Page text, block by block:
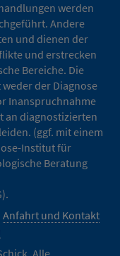
werden
Andere
und dienen der
und erstrecken
Bereiche. Die
der Diagnose
Inanspruchnahme
an diagnostizierten
(ggf. mit einem
Institut für
Beratung
Anfahrt und Kontakt